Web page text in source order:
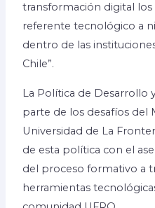
transformación digital
referente tecnológico a
dentro de las
Chile”.
La Política de Desarrollo
parte de los desafíos del
Universidad de La
de esta política con el
del proceso formativo a
herramientas